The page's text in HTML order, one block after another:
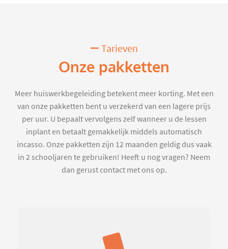
Tarieven
Onze pakketten
Meer huiswerkbegeleiding betekent meer korting. Met een
van onze pakketten bent u verzekerd van een lagere prijs
per uur. U bepaalt vervolgens zelf wanneer u de lessen
inplant en betaalt gemakkelijk middels automatisch
incasso. Onze pakketten zijn 12 maanden geldig dus vaak
in 2 schooljaren te gebruiken! Heeft u nog vragen? Neem
dan gerust contact met ons op.